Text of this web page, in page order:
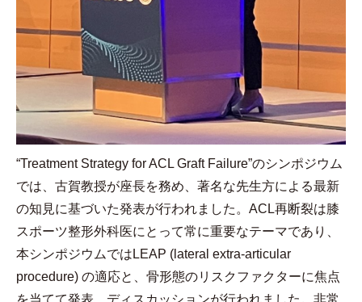
“Treatment Strategy for ACL Graft Failure”のシンポジウム
では、古賀教授が座長を務め、著名な先生方による最新
の知見に基づいた発表が行われました。 ACL再断裂は膝
スポーツ整形外科医にとって常に重要なテーマであり、
本シンポジウムでは LEAP (lateral extra-articular
procedure) の適応と、骨形態のリスクファクターに焦点
を当てて発表、ディスカッションが行われました。非常